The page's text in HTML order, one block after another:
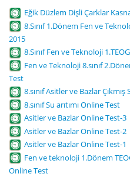
Eğik Düzlem Dişli Çarklar
8.Sınıf 1.Dönem Fen ve
2015
8.Sınıf Fen ve Teknoloji
Fen ve Teknoloji 8.sınıf
Test
8.sınıf Asitler ve Bazlar Çıkmış
8.sınıf Su arıtımı Online Test
Asitler ve Bazlar Online Test-3
Asitler ve Bazlar Online Test-2
Asitler ve Bazlar Online Test-1
Fen ve teknoloji 1.Dönem
Online Test